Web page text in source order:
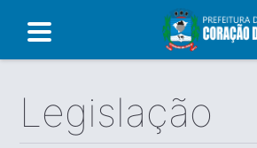
Legislação